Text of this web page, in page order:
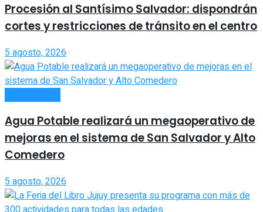
Procesión al Santísimo Salvador: dispondrán
cortes y restricciones de tránsito en el centro
5 agosto, 2026
Agua Potable realizará un megaoperativo de
mejoras en el sistema de San Salvador y Alto
Comedero
5 agosto, 2026